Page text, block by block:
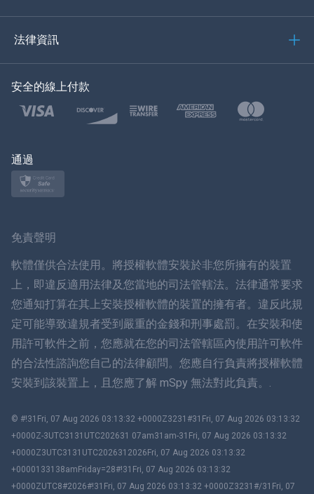
土耳其語
波蘭語
ภาษาไทย
簡体中文
丹麥語
हिंदी
עברית
法律資訊
安全的線上付款
通過
免責聲明
軟體僅供合法使用。將授權軟體安裝於非您所擁有的裝置
上，即違反適用法律及您當地的司法管轄法。法律通常要求
您通知打算在其上安裝授權軟體的裝置的擁有者。違反此規
定可能導致違規者受到嚴重的金錢和刑事處罰。在安裝和使
用許可軟件之前，您應就在您的司法管轄區內使用許可軟件
的合法性諮詢您自己的法律顧問。您應自行負責將授權軟體
安裝到該裝置上，且您應了解 mSpy 無法對此負責。.
© #!31Fri, 07 Aug 2026 03:13:32 +0000Z3231#31Fri, 07 Aug 2026 03:13:32
+0000Z-3UTC3131UTC202631 07am31am-31Fri, 07 Aug 2026 03:13:32
+0000Z3UTC3131UTC2026312026Fri, 07 Aug 2026 03:13:32
+0000133138amFriday=28#!31Fri, 07 Aug 2026 03:13:32
+0000ZUTC8#2026#!31Fri, 07 Aug 2026 03:13:32 +0000Z3231#/31Fri, 07